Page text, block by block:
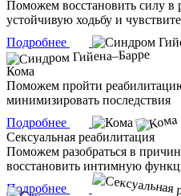
Поможем восстановить силу в
устойчивую ходьбу и
Подробнее
Кома
Поможем пройти
минимизировать последствия
Подробнее
Сексуальная реабилитация
Поможем разобраться в
восстановить интимную
Подробнее